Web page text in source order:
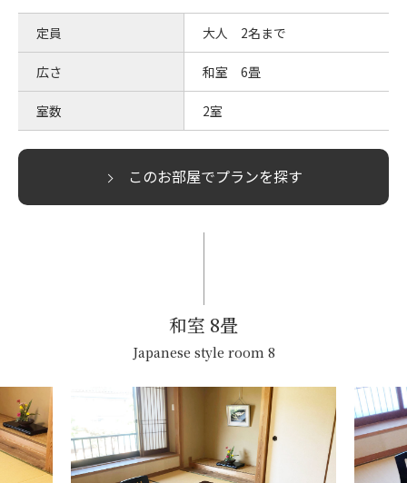
定員 大人 2名まで
広さ 和室 6畳
室数 2室
このお部屋でプランを探す
和室 8畳
Japanese style room 8